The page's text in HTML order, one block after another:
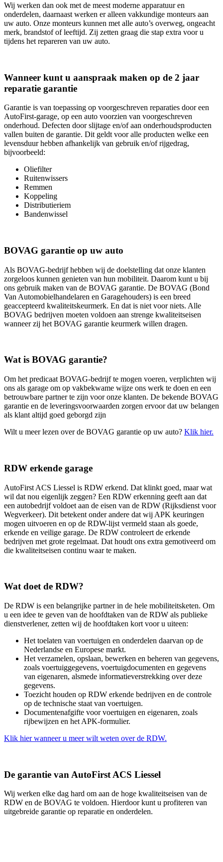
Wij werken dan ook met de meest moderne apparatuur en
onderdelen, daarnaast werken er alleen vakkundige monteurs aan
uw auto. Onze monteurs kunnen met alle auto’s overweg, ongeacht
merk, brandstof of leeftijd. Zij zetten graag die stap extra voor u
tijdens het repareren van uw auto.
Wanneer kunt u aanspraak maken op de 2 jaar
reparatie garantie
Garantie is van toepassing op voorgeschreven reparaties door een
AutoFirst-garage, op een auto voorzien van voorgeschreven
onderhoud. Defecten door slijtage en/of aan onderhoudsproducten
vallen buiten de garantie. Dit geldt voor alle producten welke een
levensduur hebben afhankelijk van gebruik en/of rijgedrag,
bijvoorbeeld:
Oliefilter
Ruitenwissers
Remmen
Koppeling
Distributieriem
Bandenwissel
BOVAG garantie op uw auto
Als BOVAG-bedrijf hebben wij de doelstelling dat onze klanten
zorgeloos kunnen genieten van hun mobiliteit. Daarom kunt u bij
ons gebruik maken van de BOVAG garantie. De BOVAG (Bond
Van Automobielhandelaren en Garagehouders) is een breed
geaccepteerd kwaliteitskeurmerk. En dat is niet voor niets. Alle
BOVAG bedrijven moeten voldoen aan strenge kwaliteitseisen
wanneer zij het BOVAG garantie keurmerk willen dragen.
Wat is BOVAG garantie?
Om het predicaat BOVAG-bedrijf te mogen voeren, verplichten wij
ons als garage om op vakbekwame wijze ons werk te doen en een
betrouwbare partner te zijn voor onze klanten. De bekende BOVAG
garantie en de leveringsvoorwaarden zorgen ervoor dat uw belangen
als klant altijd goed geborgd zijn
Wilt u meer lezen over de BOVAG garantie op uw auto? Klik hier.
RDW erkende garage
AutoFirst ACS Liessel is RDW erkend. Dat klinkt goed, maar wat
wil dat nou eigenlijk zeggen? Een RDW erkenning geeft aan dat
een autobedrijf voldoet aan de eisen van de RDW (Rijksdienst voor
Wegverkeer). Dit betekent onder andere dat wij APK keuringen
mogen uitvoeren en op de RDW-lijst vermeld staan als goede,
erkende en veilige garage. De RDW controleert de erkende
bedrijven met grote regelmaat. Dat houdt ons extra gemotiveerd om
die kwaliteitseisen continu waar te maken.
Wat doet de RDW?
De RDW is een belangrijke partner in de hele mobiliteitsketen. Om
u een idee te geven van de hoofdtaken van de RDW als publieke
dienstverlener, zetten wij de hoofdtaken kort voor u uiteen:
Het toelaten van voertuigen en onderdelen daarvan op de
Nederlandse en Europese markt.
Het verzamelen, opslaan, bewerken en beheren van gegevens,
zoals voertuiggegevens, voertuigdocumenten en gegevens
van eigenaren, alsmede informatieverstrekking over deze
gegevens.
Toezicht houden op RDW erkende bedrijven en de controle
op de technische staat van voertuigen.
Documentenafgifte voor voertuigen en eigenaren, zoals
rijbewijzen en het APK-formulier.
Klik hier wanneer u meer wilt weten over de RDW.
De garantie van AutoFirst ACS Liessel
Wij werken elke dag hard om aan de hoge kwaliteitseisen van de
RDW en de BOVAG te voldoen. Hierdoor kunt u profiteren van
uitgebreide garantie op reparatie en onderdelen.